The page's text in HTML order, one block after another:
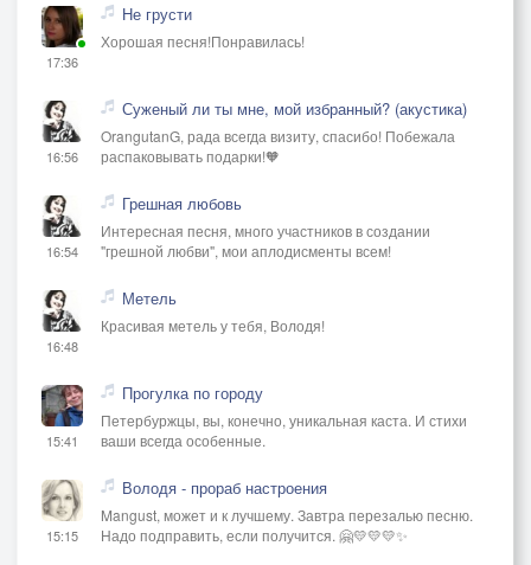
17:36
Не грусти
Хорошая песня!Понравилась!
16:56
Суженый ли ты мне, мой избранный? (акустика)
OrangutanG, рада всегда визиту, спасибо! Побежала
распаковывать подарки!🧡
16:54
Грешная любовь
Интересная песня, много участников в создании
"грешной любви", мои аплодисменты всем!
16:48
Метель
Красивая метель у тебя, Володя!
15:41
Прогулка по городу
Петербуржцы, вы, конечно, уникальная каста. И стихи
ваши всегда особенные.
15:15
Володя - прораб настроения
Mangust, может и к лучшему. Завтра перезалью песню.
Надо подправить, если получится. 🤗💛💛💛✨